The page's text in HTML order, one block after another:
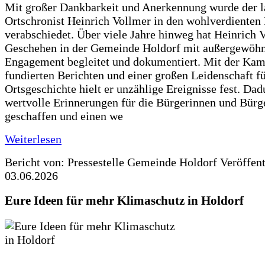
Mit großer Dankbarkeit und Anerkennung wurde der
Ortschronist Heinrich Vollmer in den wohlverdienten
verabschiedet. Über viele Jahre hinweg hat Heinrich
Geschehen in der Gemeinde Holdorf mit
Engagement begleitet und dokumentiert. Mit der
fundierten Berichten und einer großen Leidenschaft
Ortsgeschichte hielt er unzählige Ereignisse fest.
wertvolle Erinnerungen für die Bürgerinnen und
geschaffen und einen we
Weiterlesen
Bericht von: Pressestelle Gemeinde Holdorf
03.06.2026
Eure Ideen für mehr Klimaschutz in Holdorf